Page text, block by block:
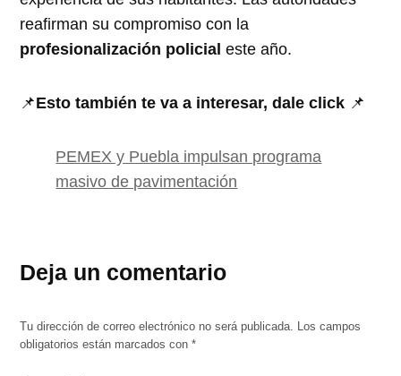
reafirman su compromiso con la
profesionalización policial este año.
📌Esto también te va a interesar, dale click 📌
PEMEX y Puebla impulsan programa
masivo de pavimentación
Deja un comentario
Tu dirección de correo electrónico no será publicada. Los campos
obligatorios están marcados con*